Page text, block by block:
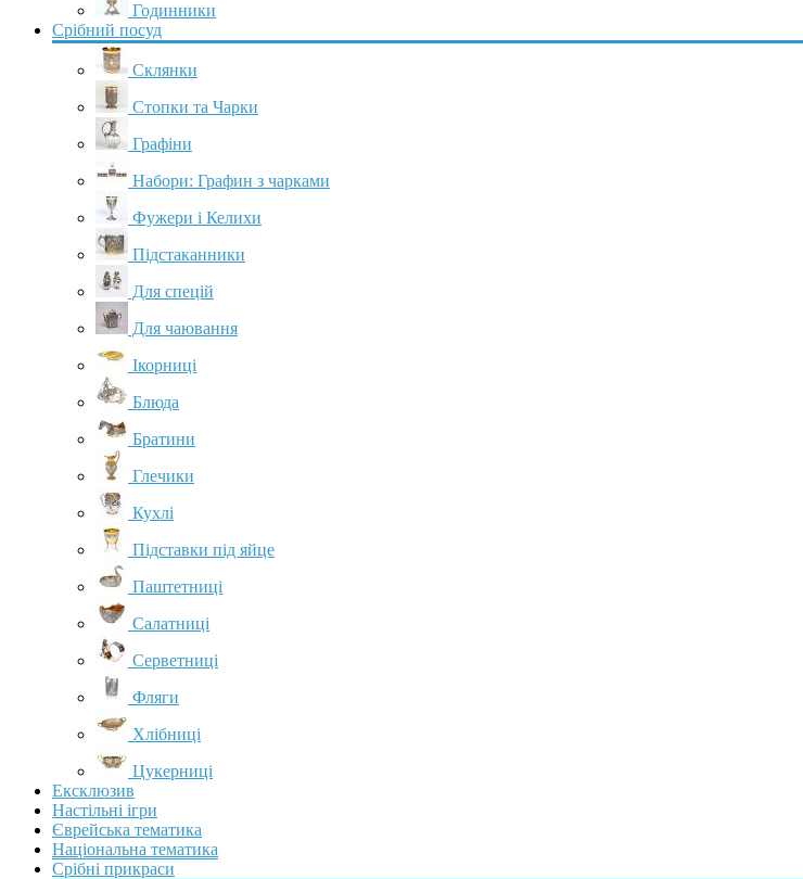
Годинники
Срібний посуд
Склянки
Стопки та Чарки
Графіни
Набори: Графин з чарками
Фужери і Келихи
Підстаканники
Для спецій
Для чаювання
Ікорниці
Блюда
Братини
Глечики
Кухлі
Підставки під яйце
Паштетниці
Салатниці
Серветниці
Фляги
Хлібниці
Цукерниці
Ексклюзив
Настільні ігри
Єврейська тематика
Національна тематика
Срібні прикраси